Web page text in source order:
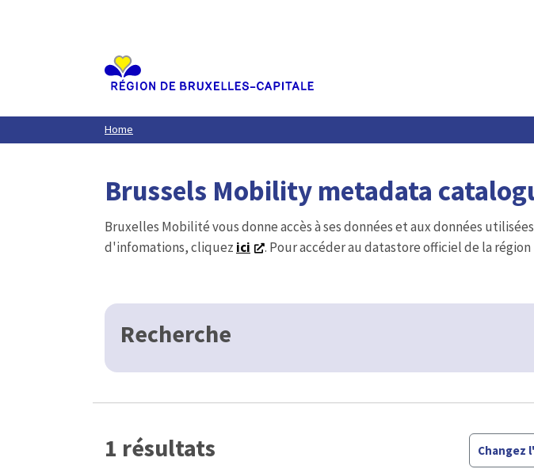
Home
Brussels Mobility metadata
Bruxelles Mobilité vous donne accès à ses données et aux données
d'infomations, cliquez ici . Pour accéder au datastore officiel de la
Recherche
1 résultats Changez